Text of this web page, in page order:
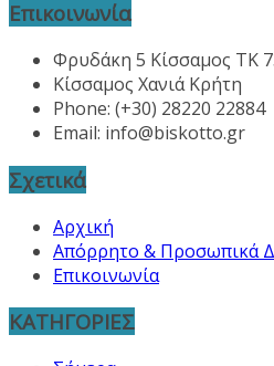
Επικοινωνία
Φρυδάκη 5 Κίσσαμος ΤΚ
Κίσσαμος Χανιά Κρήτη
Phone: (+30) 28220 22884
Email: info@biskotto.gr
Σχετικά
Αρχική
Απόρρητο & Προσωπικά
Επικοινωνία
ΚΑΤΗΓΟΡΙΕΣ